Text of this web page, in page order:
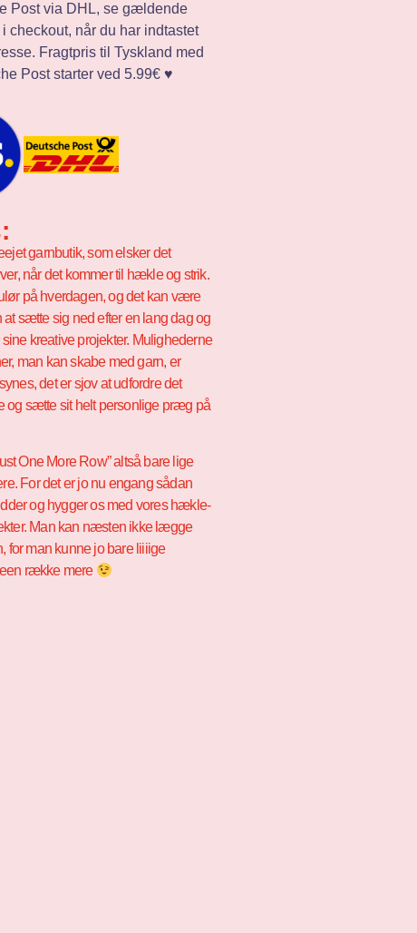
Post via DHL, se gældende
checkout, når du har indtastet
Fragtpris til Tyskland med
Post starter ved 5.99€ ♥️
garnbutik, som elsker det
når det kommer til hækle og strik.
på hverdagen, og det kan være
at sætte sig ned efter en lang dag og
kreative projekter. Mulighederne
man kan skabe med garn, er
det er sjov at udfordre det
og sætte sit helt personlige præg på
One More Row” altså bare lige
For det er jo nu engang sådan
og hygger os med vores hækle-
Man kan næsten ikke lægge
for man kunne jo bare liiiige
række mere